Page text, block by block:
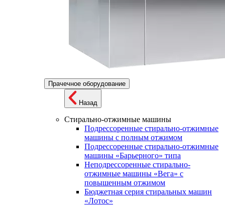
Прачечное оборудование
Назад
Стирально-отжимные машины
Подрессоренные стирально-отжимные
машины с полным отжимом
Подрессоренные стирально-отжимные
машины «Барьерного» типа
Неподрессоренные стирально-
отжимные машины «Вега» с
повышенным отжимом
Бюджетная серия стиральных машин
«Лотос»